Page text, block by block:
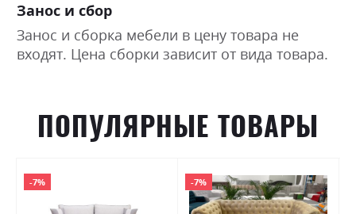
Занос и сбор
Занос и сборка мебели в цену товара не
входят. Цена сборки зависит от вида товара.
ПОПУЛЯРНЫЕ ТОВАРЫ
-7% -7%